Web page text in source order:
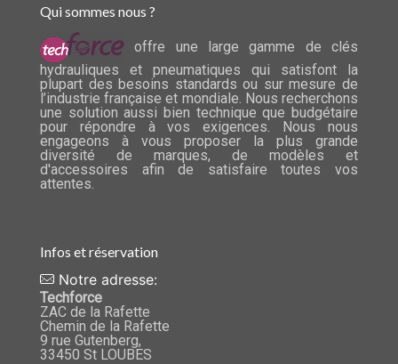
Qui sommes nous ?
offre une large gamme de clés
hydrauliques et pneumatiques qui satisfont la
plupart des besoins standards ou sur mesure de
l’industrie française et mondiale. Nous recherchons
une solution aussi bien technique que budgétaire
pour répondre à vos exigences. Nous nous
engageons à vous proposer la plus grande
diversité de marques, de modèles et
d'accessoires afin de satisfaire toutes vos
attentes.
Infos et réservation
Notre adresse:
Techforce
ZAC de la Rafette
Chemin de la Rafette
9 rue Gutenberg,
33450 St LOUBES